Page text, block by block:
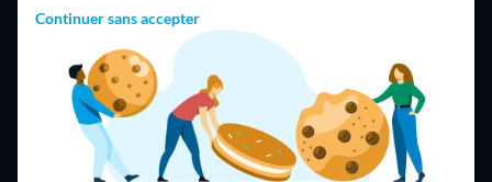
Continuer sans accepter Hello !
09 75 18 60 60
(8h-21h)
75018 Paris